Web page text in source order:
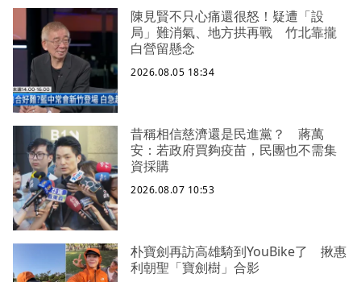
陳見賢不只心痛還很怒！疑遭「設
局」難消氣、地方拱再戰 竹北靠攏
白營留懸念
2026.08.05 18:34
昔稱相信慈濟還是民進黨？ 蔣萬
安：若政府買夠疫苗，民團也不需集
資採購
2026.08.07 10:53
朴寶劍再訪高雄騎到YouBike了 揪惠
利朝聖「寶劍樹」合影